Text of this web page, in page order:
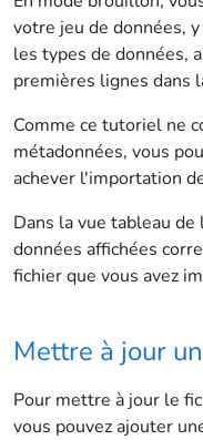
votre jeu de données,
les types de données,
premières lignes dans
Comme ce tutoriel ne
métadonnées, vous
achever l'importation
Dans la vue tableau de
données affichées
fichier que vous avez
Mettre à jour
Pour mettre à jour le
vous pouvez ajouter